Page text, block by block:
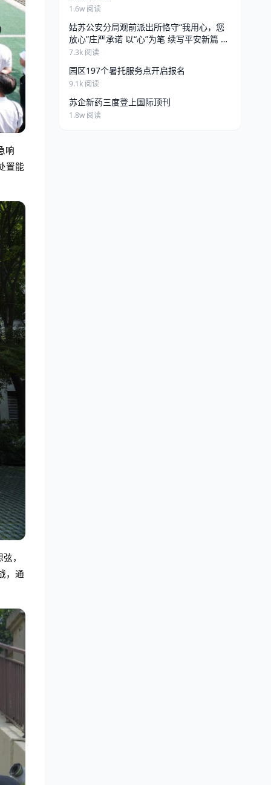
响
置能
，
，通
1.6w 阅读
姑苏公安分局观前派出所恪守“我用心，您
放心”庄严承诺 以“心”为笔 续写平安新篇 来
源：苏州市公安局 发布日期:2026-06-25
7.3k 阅读
园区197个暑托服务点开启报名
9.1k 阅读
苏企新药三度登上国际顶刊
1.8w 阅读